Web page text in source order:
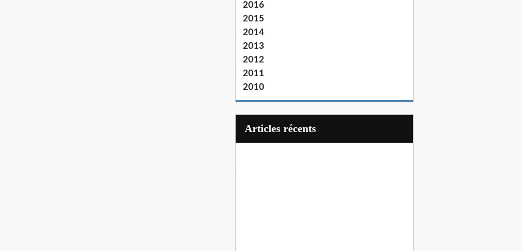
2016
2015
2014
2013
2012
2011
2010
articles récents